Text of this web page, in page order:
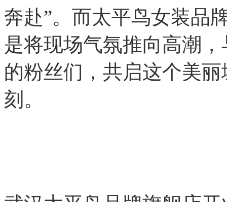
奔赴”。而太平鸟女装品
是将现场气氛推向高潮
的粉丝们，共启这个美
刻。